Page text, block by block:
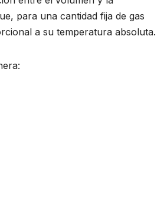
para una cantidad fija de gas
a su temperatura absoluta.